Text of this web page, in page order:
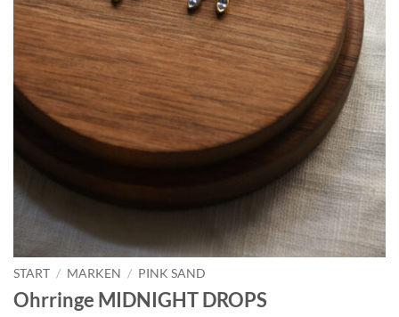
START / MARKEN / PINK SAND
Ohrringe MIDNIGHT DROPS